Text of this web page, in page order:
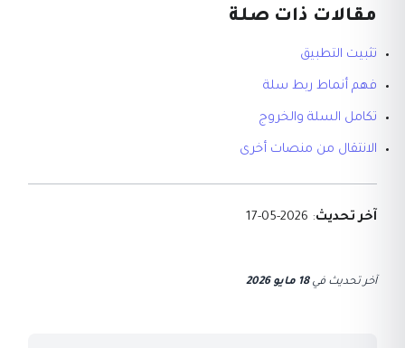
مقالات ذات صلة
تثبيت التطبيق
فهم أنماط ربط سلة
تكامل السلة والخروج
الانتقال من منصات أخرى
آخر تحديث: 2026-05-17
آخر تحديث في18 مايو 2026